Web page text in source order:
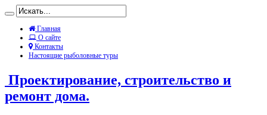
Главная
О сайте
Контакты
Настоящие рыболовные туры
Проектирование, строительство и
ремонт дома.